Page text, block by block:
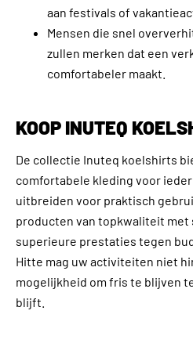
aan festivals of
Mensen die snel
zullen merken dat een
comfortabeler maakt.
KOOP INUTEQ
De collectie Inuteq koelshirts
comfortabele kleding voor
uitbreiden voor praktisch
producten van topkwaliteit met
superieure prestaties tegen
Hitte mag uw activiteiten niet
mogelijkheid om fris te blijven
blijft.